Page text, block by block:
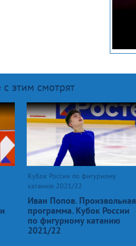
с этим смотрят
Кубок России по фигурному
катанию 2021/22
Иван Попов. Произвольная
программа. Кубок России
по фигурному катанию
2021/22